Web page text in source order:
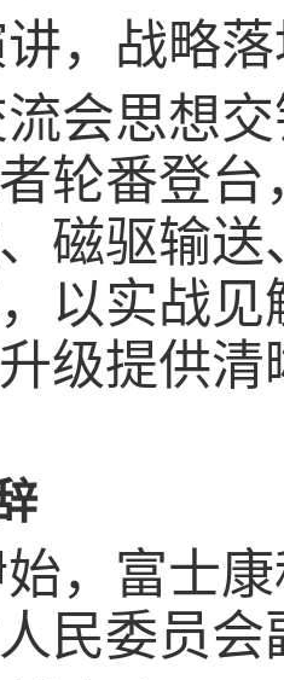
，战略
会思想
轮番登
磁驱输
以实战
级提供
，富士
民委员